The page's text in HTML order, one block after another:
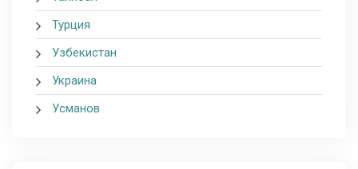
Турция
Узбекистан
Украина
Усманов